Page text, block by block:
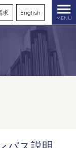
求 English
MENU